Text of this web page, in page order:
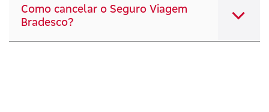
Como cancelar o Seguro Viagem
Bradesco?